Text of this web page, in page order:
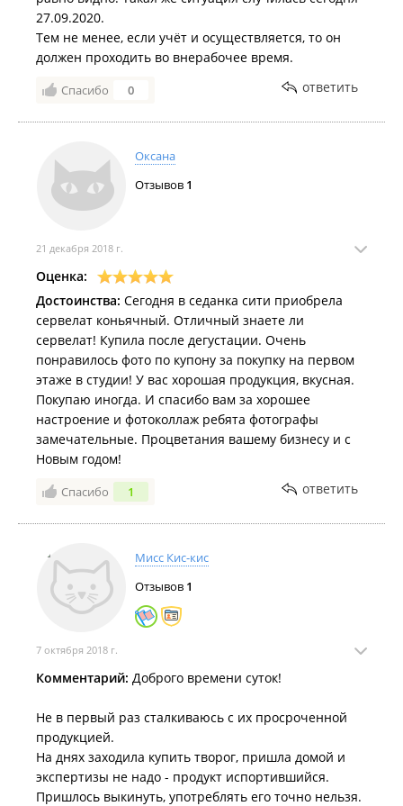
27.09.2020.
Тем не менее, если учёт и осуществляется, то он
должен проходить во внерабочее время.
Спасибо 0 ответить
Оксана
Отзывов 1
21 декабря 2018 г.
Оценка:
Достоинства: Сегодня в седанка сити приобрела
сервелат коньячный. Отличный знаете ли
сервелат! Купила после дегустации. Очень
понравилось фото по купону за покупку на первом
этаже в студии! У вас хорошая продукция, вкусная.
Покупаю иногда. И спасибо вам за хорошее
настроение и фотоколлаж ребята фотографы
замечательные. Процветания вашему бизнесу и с
Новым годом!
Спасибо 1 ответить
Мисс Кис-кис
Отзывов 1
7 октября 2018 г.
Комментарий: Доброго времени суток!
Не в первый раз сталкиваюсь с их просроченной
продукцией.
На днях заходила купить творог, пришла домой и
экспертизы не надо - продукт испортившийся.
Пришлось выкинуть, употреблять его точно нельзя.